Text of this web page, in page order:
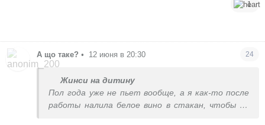
1
А що таке? • 12 июня в 20:30 24
Жинси на дитину
Пол года уже не пьет вообще, а я как-то после
работы налила белое вино в стакан, чтобы не